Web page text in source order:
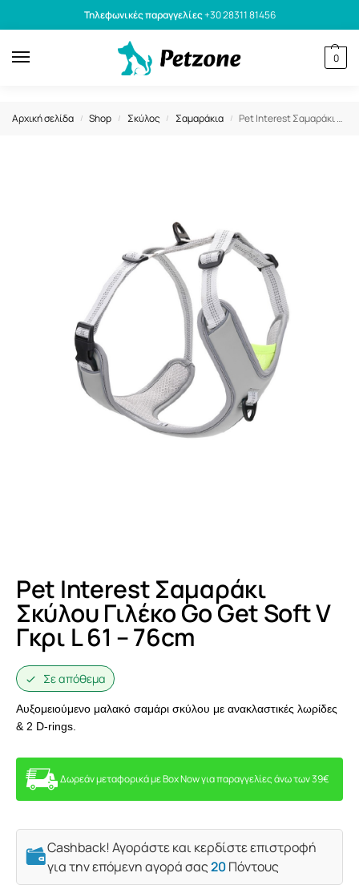
Τηλεφωνικές παραγγελίες+30 28311 81456
0
Αρχική σελίδα / Shop / Σκύλος / Σαμαράκια / Pet Interest Σαμαράκι Σκύλου Γιλέκο Go Get Soft V Γκρι L 61 – 76cm
Pet Interest Σαμαράκι
Σκύλου Γιλέκο Go Get Soft V
Γκρι L 61 – 76cm
Σε απόθεμα
Αυξομειούμενο μαλακό σαμάρι σκύλου με ανακλαστικές λωρίδες
& 2 D-rings.
Δωρεάν μεταφορικά με Box Now για παραγγελίες άνω των 39€
Cashback! Αγοράστε και κερδίστε επιστροφή
για την επόμενη αγορά σας20Πόντους